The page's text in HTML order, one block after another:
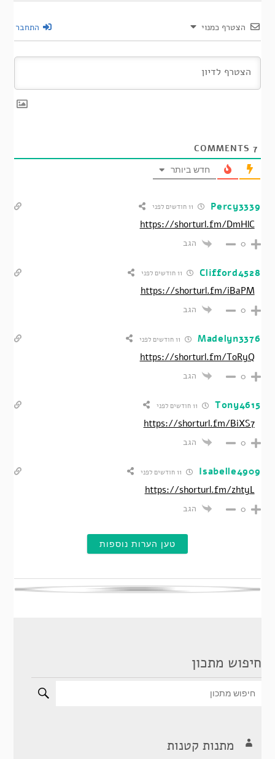
הצטרף כמנוי התחבר
7
חדש ביותר
Percy3339
https://shorturl.fm/DmHlC
0 הגב
Clifford4528
https://shorturl.fm/iBaPM
0 הגב
Madelyn3376
https://shorturl.fm/ToRyQ
0 הגב
Tony4615
https://shorturl.fm/BiXS7
0 הגב
Isabelle4909
https://shorturl.fm/zhtyL
0 הגב
טען הערות נוספות
חיפוש מתכון
מתנות קטנות